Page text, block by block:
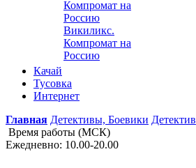
Викиликс.
Компромат на
Россию
Качай
Тусовка
Интернет
Главная Детективы, Боевики Детектив
Время работы (МСК)
Ежедневно: 10.00-20.00